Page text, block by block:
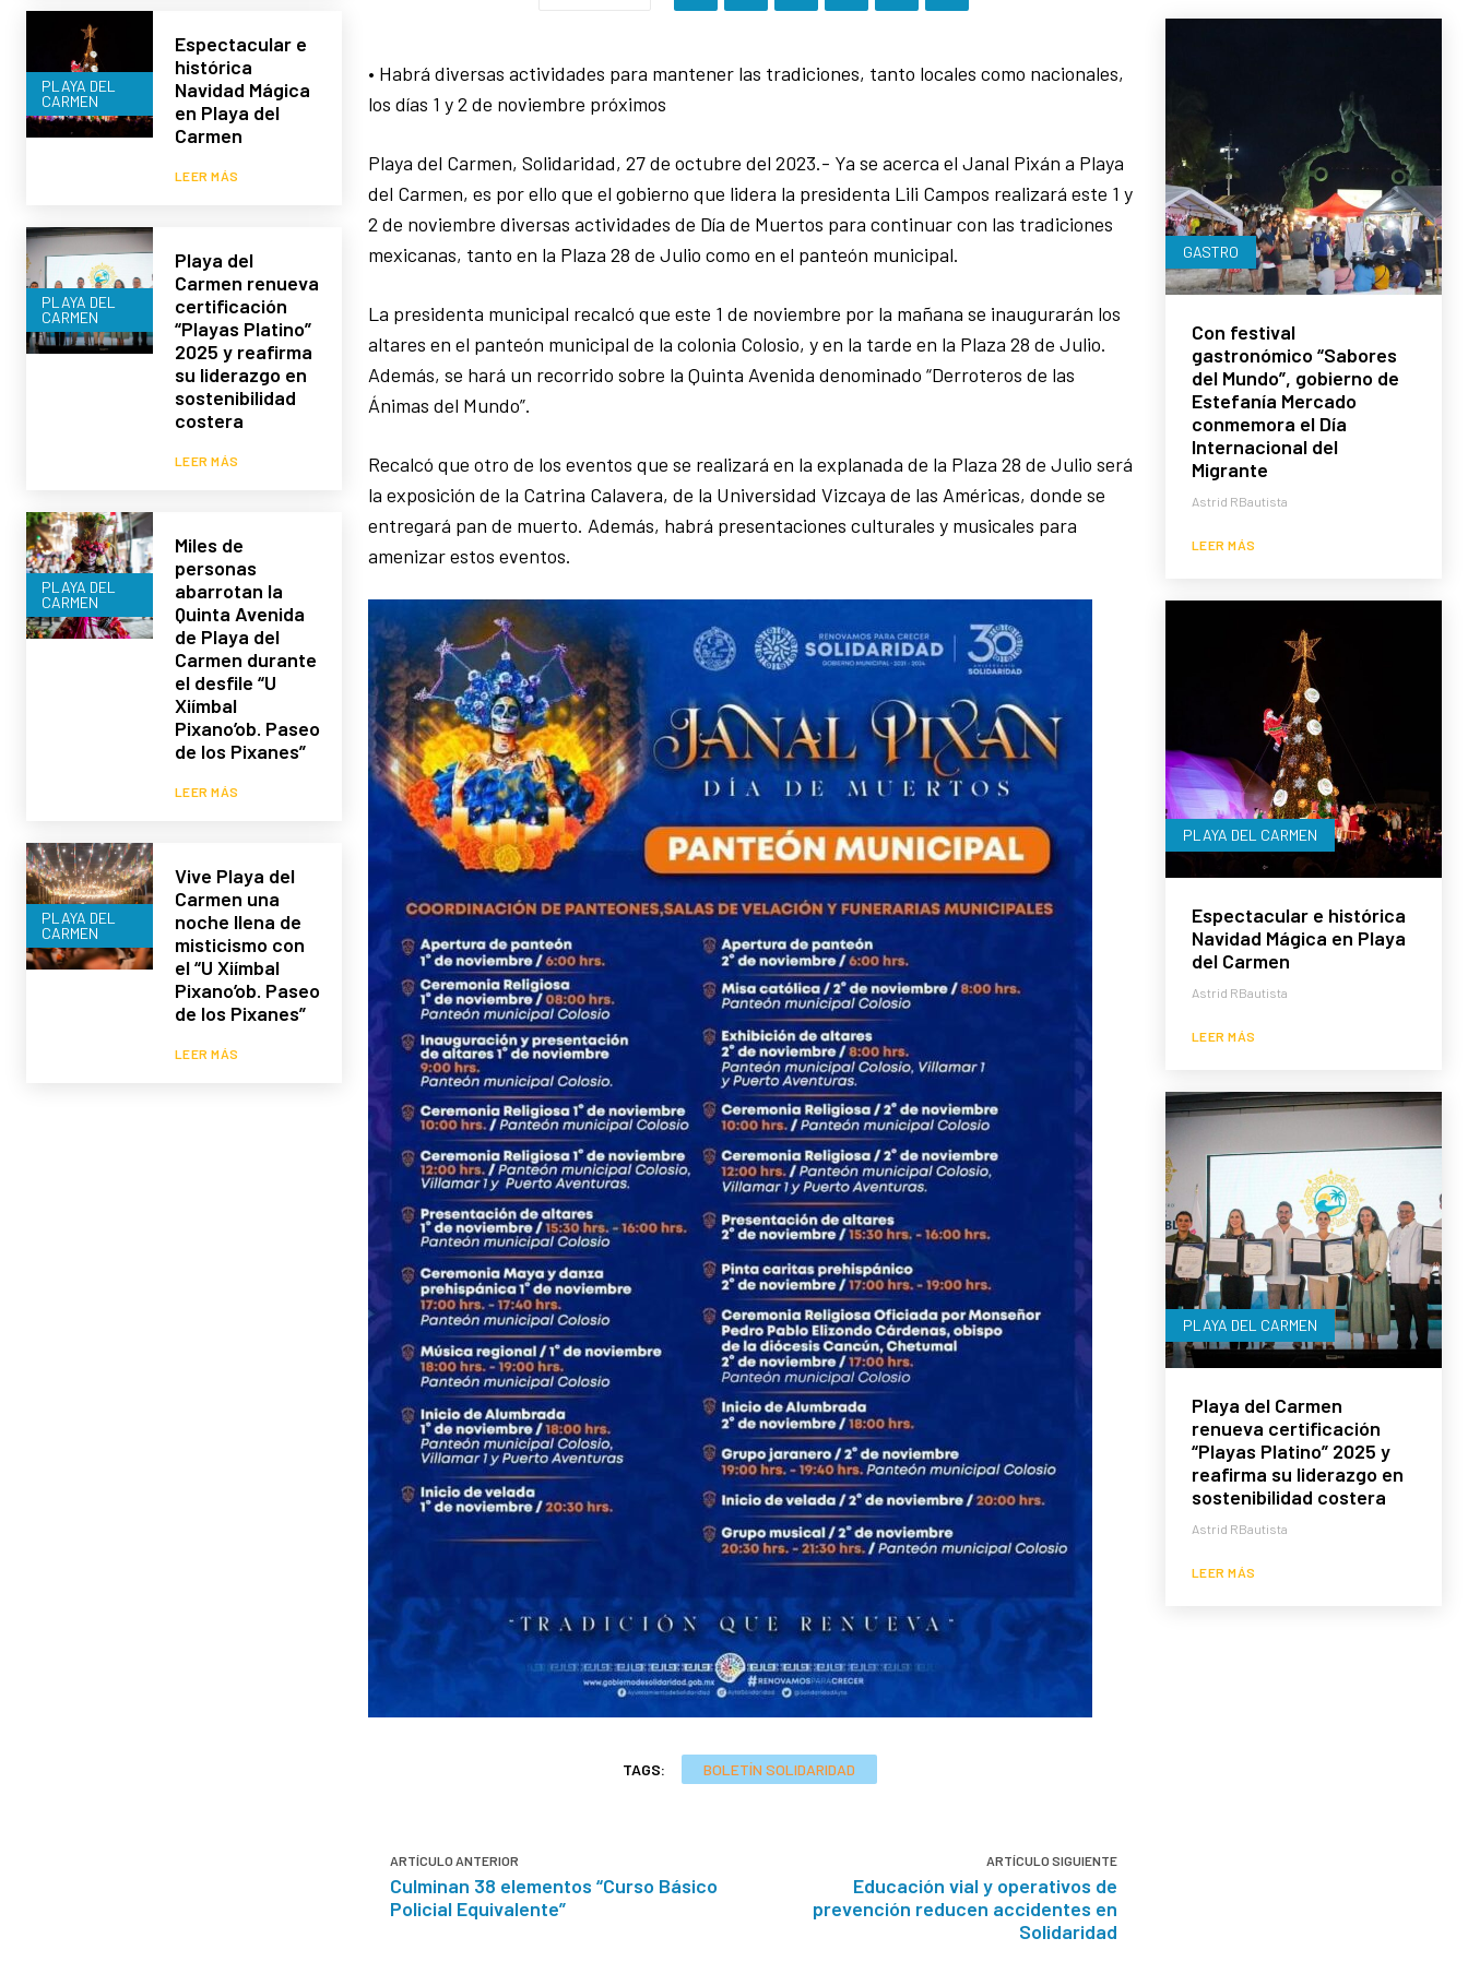
PLAYA DEL
CARMEN
Espectacular e
histórica
Navidad Mágica
en Playa del
Carmen
LEER MÁS
PLAYA DEL
CARMEN
Playa del
Carmen renueva
certificación
“Playas Platino”
2025 y reafirma
su liderazgo en
sostenibilidad
costera
LEER MÁS
PLAYA DEL
CARMEN
Miles de
personas
abarrotan la
Quinta Avenida
de Playa del
Carmen durante
el desfile “U
Xiímbal
Pixano’ob. Paseo
de los Pixanes”
LEER MÁS
PLAYA DEL
CARMEN
Vive Playa del
Carmen una
noche llena de
misticismo con
el “U Xiímbal
Pixano’ob. Paseo
de los Pixanes”
LEER MÁS
• Habrá diversas actividades para mantener las tradiciones, tanto locales como nacionales,
los días 1 y 2 de noviembre próximos
Playa del Carmen, Solidaridad, 27 de octubre del 2023.- Ya se acerca el Janal Pixán a Playa
del Carmen, es por ello que el gobierno que lidera la presidenta Lili Campos realizará este 1 y
2 de noviembre diversas actividades de Día de Muertos para continuar con las tradiciones
mexicanas, tanto en la Plaza 28 de Julio como en el panteón municipal.
La presidenta municipal recalcó que este 1 de noviembre por la mañana se inaugurarán los
altares en el panteón municipal de la colonia Colosio, y en la tarde en la Plaza 28 de Julio.
Además, se hará un recorrido sobre la Quinta Avenida denominado “Derroteros de las
Ánimas del Mundo”.
Recalcó que otro de los eventos que se realizará en la explanada de la Plaza 28 de Julio será
la exposición de la Catrina Calavera, de la Universidad Vizcaya de las Américas, donde se
entregará pan de muerto. Además, habrá presentaciones culturales y musicales para
amenizar estos eventos.
TAGS: BOLETÍN SOLIDARIDAD
ARTÍCULO ANTERIOR
Culminan 38 elementos “Curso Básico
Policial Equivalente”
ARTÍCULO SIGUIENTE
Educación vial y operativos de
prevención reducen accidentes en
Solidaridad
GASTRO
Con festival
gastronómico “Sabores
del Mundo”, gobierno de
Estefanía Mercado
conmemora el Día
Internacional del
Migrante
Astrid RBautista
LEER MÁS
PLAYA DEL CARMEN
Espectacular e histórica
Navidad Mágica en Playa
del Carmen
Astrid RBautista
LEER MÁS
PLAYA DEL CARMEN
Playa del Carmen
renueva certificación
“Playas Platino” 2025 y
reafirma su liderazgo en
sostenibilidad costera
Astrid RBautista
LEER MÁS